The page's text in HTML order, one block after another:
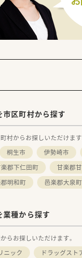
情報について】
験やスキルを最大限
木曜日と日曜日およ
を伴うような店舗異
区町村から探す
村からお探しいただけます
桐生市 伊勢崎市
郡下仁田町 甘楽郡
明和町 邑楽郡大泉町
種から探す
らお探しいただけます。
ニック ドラッグスト